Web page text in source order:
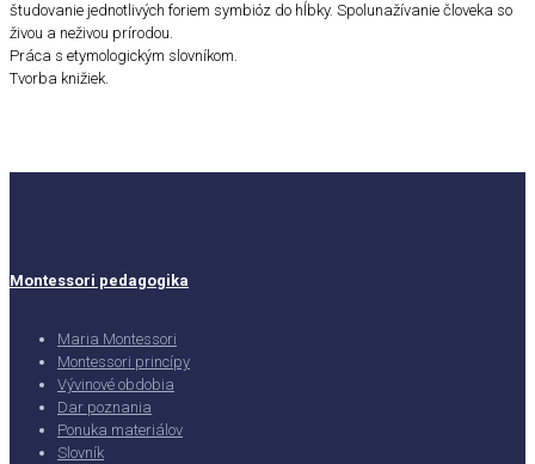
študovanie jednotlivých foriem symbióz do hĺbky. Spolunažívanie človeka so
živou a neživou prírodou.
Práca s etymologickým slovníkom.
Tvorba knižiek.
Montessori pedagogika
Maria Montessori
Montessori princípy
Vývinové obdobia
Dar poznania
Ponuka materiálov
Slovník